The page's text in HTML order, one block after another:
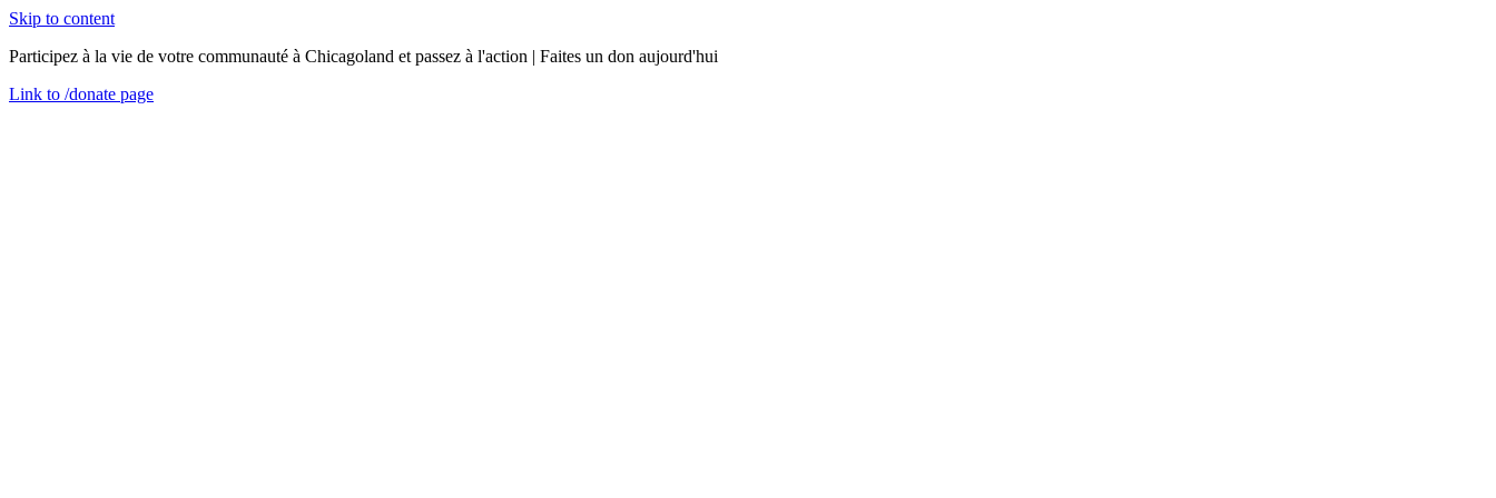
Skip to content
Participez à la vie de votre communauté à Chicagoland et passez à l'action | Faites un don aujourd'hui
Link to /donate page